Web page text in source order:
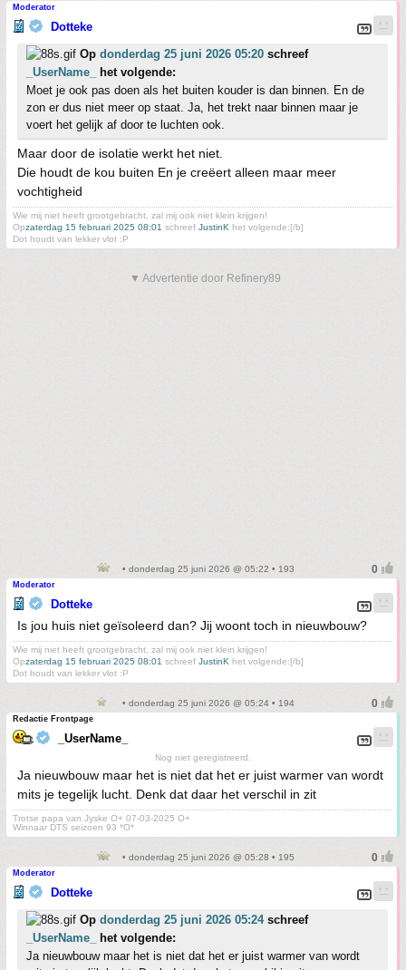
Moderator
Dotteke
Op donderdag 25 juni 2026 05:20 schreef
_UserName_
het volgende:
Moet je ook pas doen als het buiten kouder is dan binnen. En de
zon er dus niet meer op staat. Ja, het trekt naar binnen maar je
voert het gelijk af door te luchten ook.
Maar door de isolatie werkt het niet.
Die houdt de kou buiten En je creëert alleen maar meer
vochtigheid
Wie mij niet heeft grootgebracht, zal mij ook niet klein krijgen!
Opzaterdag 15 februari 2025 08:01 schreef JustinK het volgende:[/b]
Dot houdt van lekker vlot :P
▼ Advertentie door Refinery89
• donderdag 25 juni 2026 @ 05:22 • 193
Moderator
Dotteke
Is jou huis niet geïsoleerd dan? Jij woont toch in nieuwbouw?
Wie mij niet heeft grootgebracht, zal mij ook niet klein krijgen!
Opzaterdag 15 februari 2025 08:01 schreef JustinK het volgende:[/b]
Dot houdt van lekker vlot :P
• donderdag 25 juni 2026 @ 05:24 • 194
Redactie Frontpage
_UserName_
Nog niet geregistreerd.
Ja nieuwbouw maar het is niet dat het er juist warmer van wordt
mits je tegelijk lucht. Denk dat daar het verschil in zit
Trotse papa van Jyske O+ 07-03-2025 O+
Winnaar DTS seizoen 93 *O*
• donderdag 25 juni 2026 @ 05:28 • 195
Moderator
Dotteke
Op donderdag 25 juni 2026 05:24schreef
_UserName_
het volgende:
Ja nieuwbouw maar het is niet dat het er juist warmer van wordt